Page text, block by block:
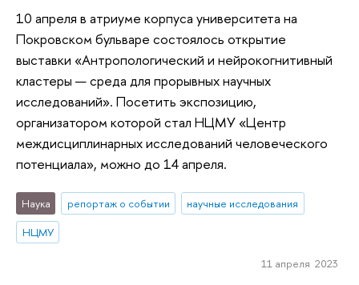
10 апреля в атриуме корпуса университета на
Покровском бульваре состоялось открытие
выставки «Антропологический и нейрокогнитивный
кластеры — среда для прорывных научных
исследований». Посетить экспозицию,
организатором которой стал НЦМУ «Центр
междисциплинарных исследований человеческого
потенциала», можно до 14 апреля.
Наука репортаж о событии
научные исследования
НЦМУ
11 апреля 2023